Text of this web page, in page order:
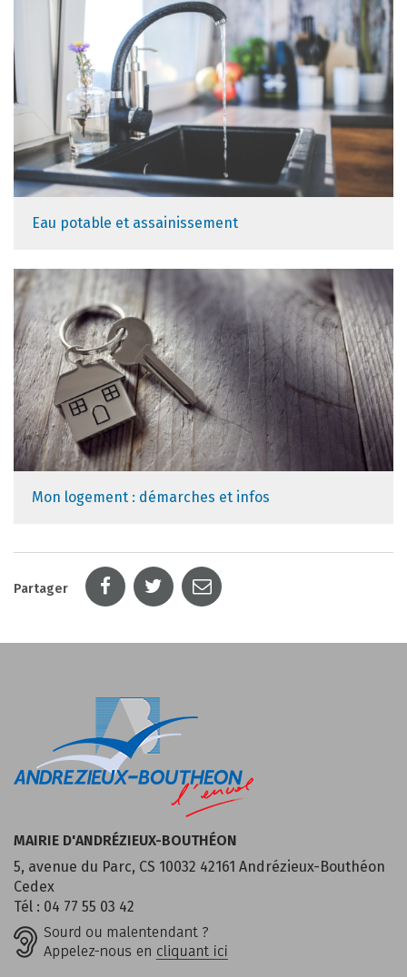
Eau potable et assainissement
Mon logement : démarches et infos
Partager
MAIRIE D'ANDRÉZIEUX-BOUTHÉON
5, avenue du Parc, CS 10032 42161 Andrézieux-Bouthéon
Cedex
Tél : 04 77 55 03 42